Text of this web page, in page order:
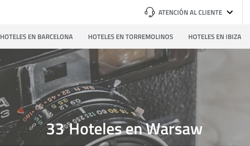
ATENCIÓN AL CLIENTE
HOTELES EN BARCELONA HOTELES EN TORREMOLINOS HOTELES EN IBIZA
Hoteles en Warsaw
33